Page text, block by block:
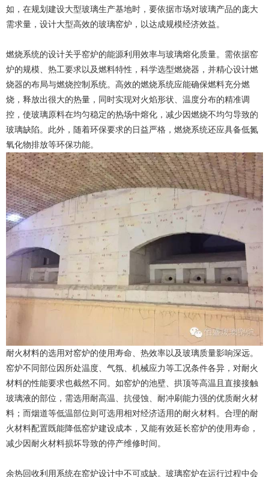
如，在规划建设大型玻璃生产基地时，要依据市场对玻璃产品的庞大
需求量，设计大型高效的玻璃窑炉，以达成规模经济效益。
燃烧系统的设计关乎窑炉的能源利用效率与玻璃熔化质量。需依据窑
炉的规模、热工要求以及燃料特性，科学选型燃烧器，并精心设计燃
烧器的布局与燃烧控制系统。高效的燃烧系统应能确保燃料充分燃
烧，释放出很大的热量，同时实现对火焰形状、温度分布的精准调
控，使玻璃原料在均匀稳定的热场中熔化，减少因燃烧不均匀导致的
玻璃缺陷。此外，随着环保要求的日益严格，燃烧系统还应具备低氮
氧化物排放等环保功能。
耐火材料的选用对窑炉的使用寿命、热效率以及玻璃质量影响深远。
窑炉不同部位因所处温度、气氛、机械应力等工况条件各异，对耐火
材料的性能要求也截然不同。如窑炉的池壁、拱顶等高温且直接接触
玻璃液的部位，需选用耐高温、抗侵蚀、耐冲刷能力强的优质耐火材
料；而烟道等低温部位则可选用相对经济适用的耐火材料。合理的耐
火材料配置既能降低窑炉建设成本，又能有效延长窑炉的使用寿命，
减少因耐火材料损坏导致的停产维修时间。
余热回收利用系统在窑炉设计中不可或缺。玻璃窑炉在运行过程中会